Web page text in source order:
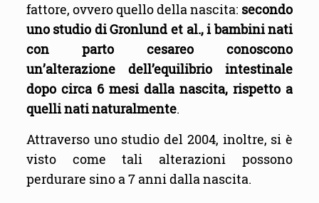
fattore, ovvero quello della nascita: secondo
uno studio di Gronlund et al., i bambini nati
con parto cesareo conoscono
un’alterazione dell’equilibrio intestinale
dopo circa 6 mesi dalla nascita, rispetto a
quelli nati naturalmente.
Attraverso uno studio del 2004, inoltre, si è
visto come tali alterazioni possono
perdurare sino a 7 anni dalla nascita.